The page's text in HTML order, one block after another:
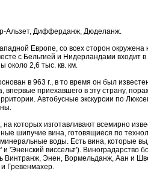
Альзет, Дифферданж, Дюделанж.
Европе, со всех сторон
с Бельгией и Нидерландами входит
около 2,6 тыс. кв. км.
в 963 г., в то время он был
впервые приехавшего в эту страну,
Автобусные экскурсии по
которых изготавливают всемирно
шипучие вина, готовящиеся по
воды. Есть вина, которые
виссельт'). Виноградарство
Винтранж, Энен, Вормельданж, Аан и
Гревенмахер.